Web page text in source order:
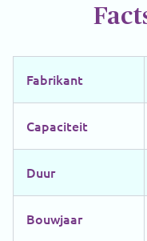
Fabrikant
Capaciteit
Duur
Bouwjaar